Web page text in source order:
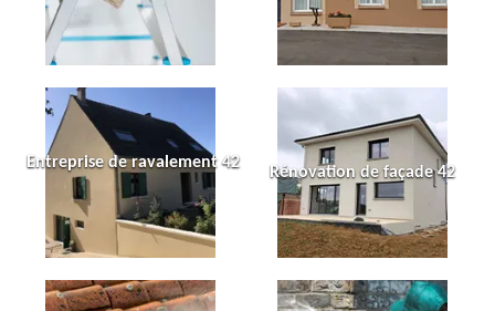
Entreprise de ravalement 42
Rénovation de façade 42